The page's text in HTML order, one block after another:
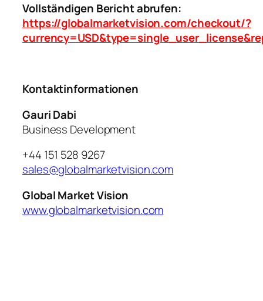
Vollständigen Bericht abrufen:
https://globalmarketvision.com/checkout/?
Kontaktinformationen
Gauri Dabi
Business Development
+44 151 528 9267
sales@globalmarketvision.com
Global Market Vision
www.globalmarketvision.com